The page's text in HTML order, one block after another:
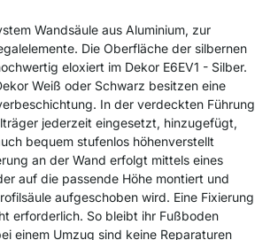
Wandsäule aus Aluminium, zur
Die Oberfläche der silbernen
eloxiert im Dekor E6EV1 - Silber.
Weiß oder Schwarz besitzen eine
In der verdeckten Führung
jederzeit eingesetzt, hinzugefügt,
bequem stufenlos höhenverstellt
an der Wand erfolgt mittels eines
auf die passende Höhe montiert und
aufgeschoben wird. Eine Fixierung
erforderlich. So bleibt ihr Fußboden
einem Umzug sind keine Reparaturen